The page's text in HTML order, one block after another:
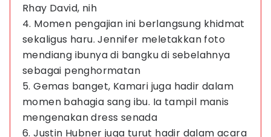
Rhay David, nih
4. Momen pengajian ini berlangsung khidmat
sekaligus haru. Jennifer meletakkan foto
mendiang ibunya di bangku di sebelahnya
sebagai penghormatan
5. Gemas banget, Kamari juga hadir dalam
momen bahagia sang ibu. Ia tampil manis
mengenakan dress senada
6. Justin Hubner juga turut hadir dalam acara